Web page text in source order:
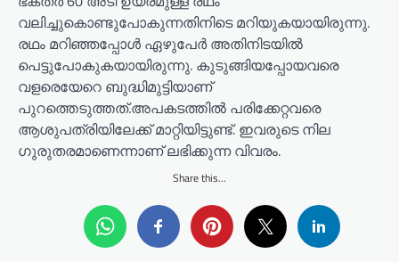
വലിച്ചുകൊണ്ടുപോകുന്നതിനിടെ മറിയുകയായിരുന്നു.
രഥം മറിഞ്ഞപ്പോൾ ഏഴുപേർ അതിനിടയിൽ
പെട്ടുപോകുകയായിരുന്നു. കുടുങ്ങിയപ്പോയവരെ
വളരെയേറെ ബുദ്ധിമുട്ടിയാണ്
പുറത്തെടുത്തത്.അപകടത്തിൽ പരിക്കേറ്റവരെ
ആശുപത്രിയിലേക്ക് മാറ്റിയിട്ടുണ്ട്. ഇവരുടെ നില ​
ഗുരുതരമാണെന്നാണ് ലഭിക്കുന്ന വിവരം.
Share this...